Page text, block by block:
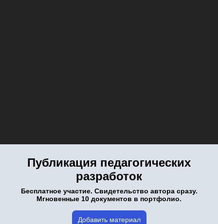
Публикация педагогических
разработок
Бесплатное участие. Свидетельство автора сразу.
Мгновенные 10 документов в портфолио.
Добавить материал